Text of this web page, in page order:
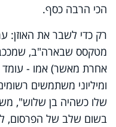
הכי הרבה כסף.
רק כדי לשבר את האוזן:
מטקסס שבארה"ב,
ומיליוני משתמשים
שלו כשהיה בן שלוש",
בשום שלב של הפרסום,